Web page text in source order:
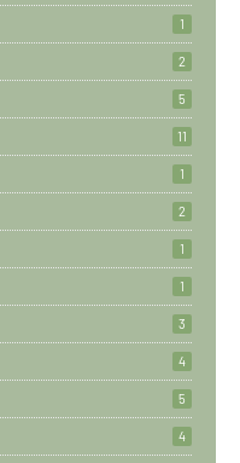
1
2
5
11
1
2
1
1
3
4
5
4